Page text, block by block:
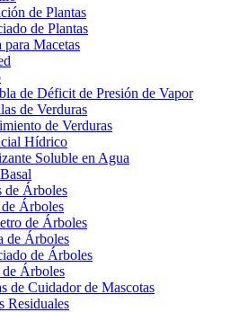
de Plantas
de Plantas
Macetas
de Déficit de Presión de Vapor
de Verduras
de Verduras
Hídrico
Soluble en Agua
de Árboles
Árboles
de Árboles
de Árboles
de Árboles
Árboles
de Cuidador de Mascotas
Residuales